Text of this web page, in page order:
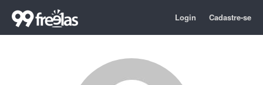
Login Cadastre-se